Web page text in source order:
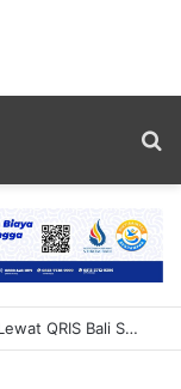
Bank BPD Bali Dorong Transaksi Digital Lewat QRIS Bali Summer Run 2026 Ajak Masyarakat Nikmati Inovasi QRIS TAP Dan Cross-Border